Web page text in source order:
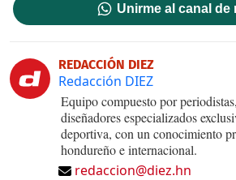
Unirme al canal de
REDACCIÓN DIEZ
Redacción DIEZ
Equipo compuesto por
diseñadores especializados
deportiva, con un conocimiento
hondureño e internacional.
redaccion@diez.hn